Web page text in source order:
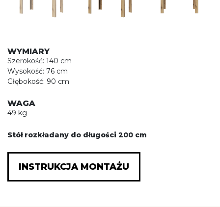
WYMIARY
Szerokość: 140 cm
Wysokość: 76 cm
Głębokość: 90 cm
WAGA
49 kg
Stół rozkładany do długości 200 cm
INSTRUKCJA MONTAŻU